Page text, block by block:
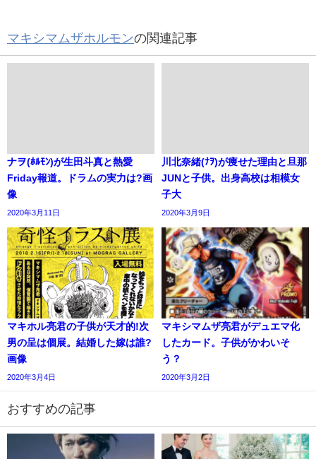
マキシマムザホルモンの関連記事
ナヲ(ﾎﾙﾓﾝ)が生田斗真と熱愛
Friday報道。ドラムの実力は?画
像
2020年3月11日
川北奈緒(ﾅｦ)が痩せた理由と旦那
JUNと子供。出身高校は相模女
子大
2020年3月9日
マキホル亮君の子供が天才的!次
男の呈は個展。結婚した嫁は誰?
画像
2020年3月4日
マキシマムザ亮君がデュエマ化
したカード。子供がかわいそ
う？
2020年3月2日
おすすめの記事